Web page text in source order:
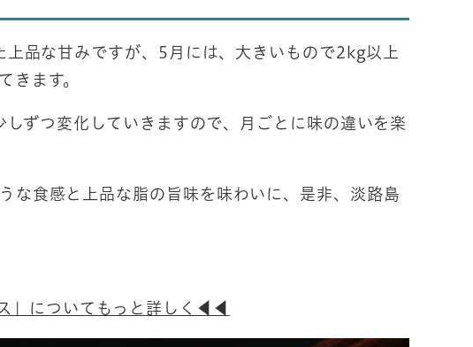
品な甘みですが、5月には、大きいもので2kg以上
きます。
ずつ変化していきますので、月ごとに味の違いを楽
な食感と上品な脂の旨味を味わいに、是非、淡路島
」についてもっと詳しく◀◀